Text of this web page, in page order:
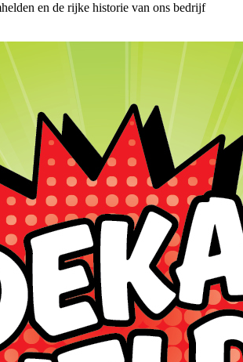
en de rijke historie van ons bedrijf